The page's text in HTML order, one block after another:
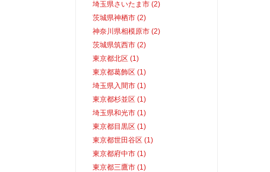
埼玉県さいたま市 (2)
茨城県神栖市 (2)
神奈川県相模原市 (2)
茨城県筑西市 (2)
東京都北区 (1)
東京都葛飾区 (1)
埼玉県入間市 (1)
東京都杉並区 (1)
埼玉県和光市 (1)
東京都目黒区 (1)
東京都世田谷区 (1)
東京都府中市 (1)
東京都三鷹市 (1)